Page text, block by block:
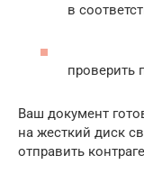
в
проверить
Ваш документ
на жесткий диск
отправить